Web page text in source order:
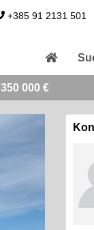
+385 91 2131 501
350 000 €